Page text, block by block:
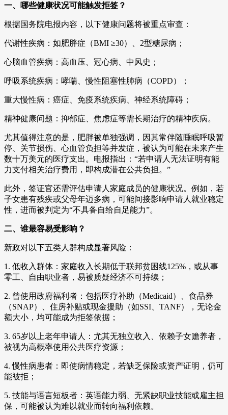
一、哪些健康状况可能触发拒签？
根据国务院电报内容，以下健康问题将被重点审查：
代谢性疾病：如肥胖症（BMI ≥30）、2型糖尿病；
心脑血管疾病：高血压、冠心病、中风史；
呼吸系统疾病：哮喘、慢性阻塞性肺病（COPD）；
重大慢性病：癌症、免疫系统疾病、神经系统障碍；
精神健康问题：抑郁症、焦虑症等需长期治疗的精神疾病。
尤其值得注意的是，肥胖被单独强调，因其常伴随睡眠呼吸暂
停、关节损伤、心血管负担等并发症，被认为可能在未来产生
数十万美元的医疗支出。电报指出：“若申请人无法证明有能
力支付相关治疗费用，即构成潜在公共负担。”
此外，签证官还需评估申请人家庭成员的健康状况。例如，若
子女患有残疾或父母年迈多病，可能间接影响申请人就业稳定
性，进而被判定为“不具备自给自足能力”。
二、谁最容易受影响？
新政对以下五类人群构成显著风险：
1. 低收入群体：家庭收入长期低于联邦贫困线125%，或从事
零工、自由职业者，易被质疑经济不可持续；
2. 曾使用政府福利者：包括医疗补助（Medicaid）、食品券
（SNAP）、住房补贴或现金援助（如SSI、TANF），无论金
额大小，均可能成为拒签依据；
3. 65岁以上老年申请人：尤其无独立收入、依赖子女赡养者，
被视为高概率使用公共医疗资源；
4. 慢性病患者：即使病情稳定，若缺乏保险或资产证明，仍可
能被拒；
5. 技能与语言短板者：英语能力弱、无紧缺职业技能或雇主担
保，可能被认为难以就业而转向福利依赖。